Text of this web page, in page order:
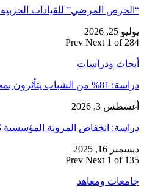
“الحرص المرضي” للقيادات
يوليو 25, 2026
Prev Next 1 of 284
أبحاث ودراسات
دراسة: 81% من الشباب يتأثرون بمحتويات رقمية تشجع على…
أغسطس 3, 2026
دراسة: انخفاض المرونة
ديسمبر 16, 2025
Prev Next 1 of 135
جامعات ومعاهد